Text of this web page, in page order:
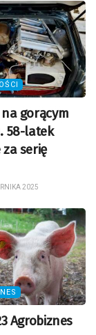
gorącym
58-latek
serię
2025
Agrobiznes